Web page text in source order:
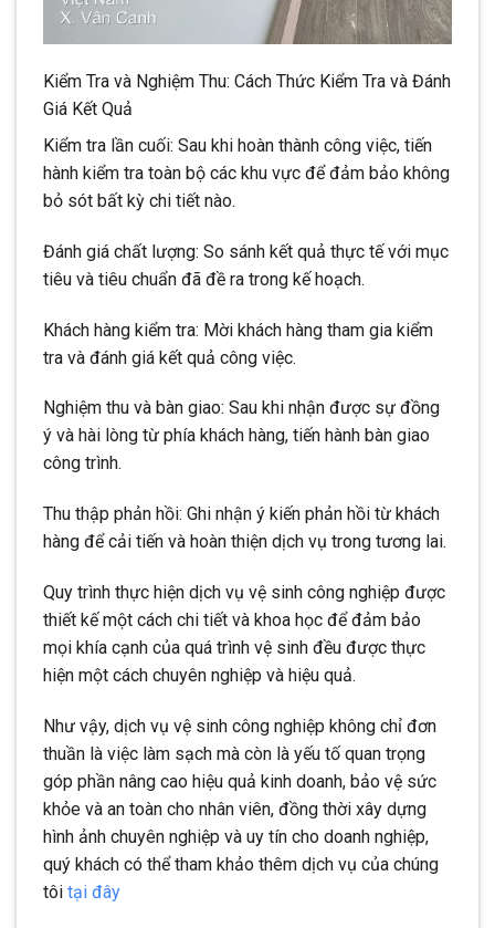
Kiểm Tra và Nghiệm Thu: Cách Thức Kiểm Tra và Đánh
Giá Kết Quả
Kiểm tra lần cuối: Sau khi hoàn thành công việc, tiến
hành kiểm tra toàn bộ các khu vực để đảm bảo không
bỏ sót bất kỳ chi tiết nào.
Đánh giá chất lượng: So sánh kết quả thực tế với mục
tiêu và tiêu chuẩn đã đề ra trong kế hoạch.
Khách hàng kiểm tra: Mời khách hàng tham gia kiểm
tra và đánh giá kết quả công việc.
Nghiệm thu và bàn giao: Sau khi nhận được sự đồng
ý và hài lòng từ phía khách hàng, tiến hành bàn giao
công trình.
Thu thập phản hồi: Ghi nhận ý kiến phản hồi từ khách
hàng để cải tiến và hoàn thiện dịch vụ trong tương lai.
Quy trình thực hiện dịch vụ vệ sinh công nghiệp được
thiết kế một cách chi tiết và khoa học để đảm bảo
mọi khía cạnh của quá trình vệ sinh đều được thực
hiện một cách chuyên nghiệp và hiệu quả.
Như vậy, dịch vụ vệ sinh công nghiệp không chỉ đơn
thuần là việc làm sạch mà còn là yếu tố quan trọng
góp phần nâng cao hiệu quả kinh doanh, bảo vệ sức
khỏe và an toàn cho nhân viên, đồng thời xây dựng
hình ảnh chuyên nghiệp và uy tín cho doanh nghiệp,
quý khách có thể tham khảo thêm dịch vụ của chúng
tôi tại đây